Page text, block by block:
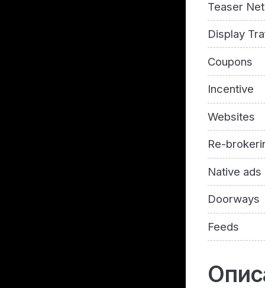
Teaser
Display
Coupons
Incentive
Websites
Re-
Native ads
Doorways
Feeds